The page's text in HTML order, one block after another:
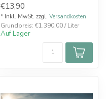
tropisc...
€13,90
* Inkl. MwSt. zzgl. Versandkosten
Grundpreis: €1.390,00 / Liter
Auf Lager